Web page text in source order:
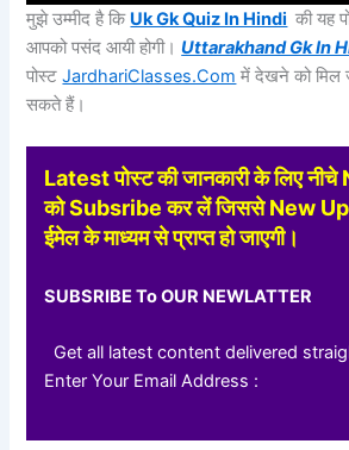
मुझे उम्मीद है कि Uk Gk Quiz In Hindi की यह
आपको पसंद आयी होगी।Uttarakhand Gk In
पोस्टJardhariClasses.Com में देखने को मिल
सकते हैं।
Latest पोस्ट की जानकारी के लिए
को Subsribe कर लें जिससे New
ईमेल के माध्यम से प्राप्त हो जाएगी।
SUBSRIBE To OUR NEWLATTER
Get all latest content delivered
Enter Your Email Address :